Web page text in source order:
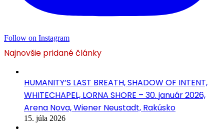
Follow on Instagram
Najnovšie pridané články
HUMANITY’S LAST BREATH, SHADOW OF INTENT,
WHITECHAPEL, LORNA SHORE – 30. január 2026,
Arena Nova, Wiener Neustadt, Rakúsko
15. júla 2026